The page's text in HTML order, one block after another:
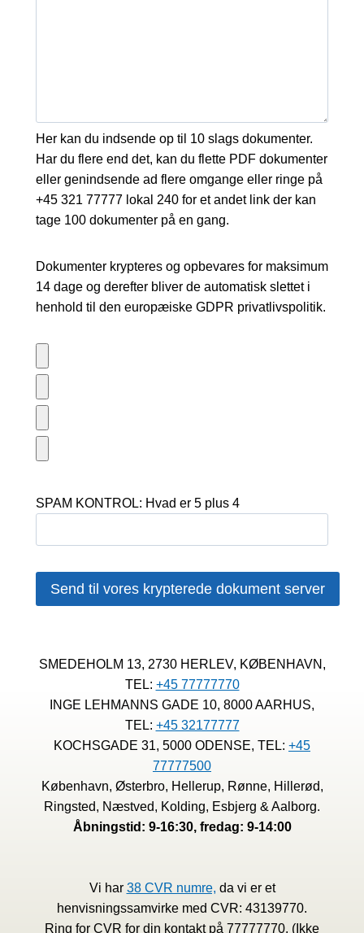
Her kan du indsende op til 10 slags dokumenter.
Har du flere end det, kan du flette PDF dokumenter
eller genindsende ad flere omgange eller ringe på
+45 321 77777 lokal 240 for et andet link der kan
tage 100 dokumenter på en gang.
Dokumenter krypteres og opbevares for maksimum
14 dage og derefter bliver de automatisk slettet i
henhold til den europæiske GDPR privatlivspolitik.
SPAM KONTROL: Hvad er 5 plus 4
SMEDEHOLM 13, 2730 HERLEV, KØBENHAVN,
TEL: +45 77777770
INGE LEHMANNS GADE 10, 8000 AARHUS,
TEL: +45 32177777
KOCHSGADE 31, 5000 ODENSE, TEL: +45
77777500
København, Østerbro, Hellerup, Rønne, Hillerød,
Ringsted, Næstved, Kolding, Esbjerg & Aalborg.
Åbningstid: 9-16:30, fredag: 9-14:00
Vi har 38 CVR numre, da vi er et
henvisningssamvirke med CVR: 43139770.
Ring for CVR for din kontakt på 77777770. (Ikke